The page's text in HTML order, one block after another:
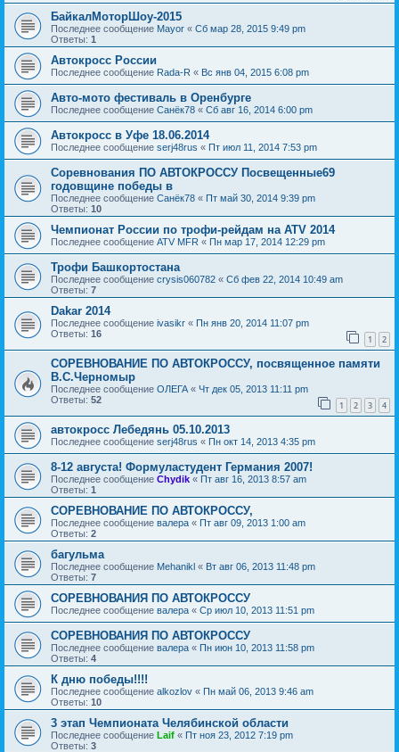
БайкалМоторШоу-2015
Последнее сообщение Mayor « Сб мар 28, 2015 9:49 pm
Ответы: 1
Автокросс России
Последнее сообщение Rada-R « Вс янв 04, 2015 6:08 pm
Авто-мото фестиваль в Оренбурге
Последнее сообщение Санёк78 « Сб авг 16, 2014 6:00 pm
Автокросс в Уфе 18.06.2014
Последнее сообщение serj48rus « Пт июл 11, 2014 7:53 pm
Соревнования ПО АВТОКРОССУ Посвещенные69
годовщине победы в
Последнее сообщение Санёк78 « Пт май 30, 2014 9:39 pm
Ответы: 10
Чемпионат России по трофи-рейдам на ATV 2014
Последнее сообщение ATV MFR « Пн мар 17, 2014 12:29 pm
Трофи Башкортостана
Последнее сообщение crysis060782 « Сб фев 22, 2014 10:49 am
Ответы: 7
Dakar 2014
Последнее сообщение ivasikr « Пн янв 20, 2014 11:07 pm
Ответы: 16 1 2
СОРЕВНОВАНИЕ ПО АВТОКРОССУ, посвященное памяти
В.С.Черномыр
Последнее сообщение ОЛЕГА « Чт дек 05, 2013 11:11 pm
Ответы: 52 1 2 3 4
автокросс Лебедянь 05.10.2013
Последнее сообщение serj48rus « Пн окт 14, 2013 4:35 pm
8-12 августа! Формуластудент Германия 2007!
Последнее сообщение Chydik « Пт авг 16, 2013 8:57 am
Ответы: 1
СОРЕВНОВАНИЕ ПО АВТОКРОССУ,
Последнее сообщение валера « Пт авг 09, 2013 1:00 am
Ответы: 2
багульма
Последнее сообщение Mehanikl « Вт авг 06, 2013 11:48 pm
Ответы: 7
СОРЕВНОВАНИЯ ПО АВТОКРОССУ
Последнее сообщение валера « Ср июл 10, 2013 11:51 pm
СОРЕВНОВАНИЯ ПО АВТОКРОССУ
Последнее сообщение валера « Пн июн 10, 2013 11:58 pm
Ответы: 4
К дню победы!!!!
Последнее сообщение alkozlov « Пн май 06, 2013 9:46 am
Ответы: 10
3 этап Чемпионата Челябинской области
Последнее сообщение Laif « Пт ноя 23, 2012 7:19 pm
Ответы: 3